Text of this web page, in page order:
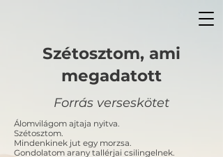
Szétosztom, ami
megadatott
Forrás verseskötet
Álomvilágom ajtaja nyitva.
Szétosztom.
Mindenkinek jut egy morzsa.
Gondolatom arany tallérjai csilingelnek.